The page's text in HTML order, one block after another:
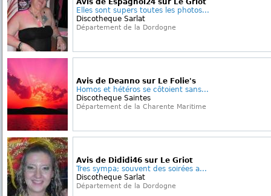
Avis de Espagnol24 sur Le Griot
Elles sont supers toutes les photos...
Discotheque Sarlat
Département de la Dordogne
Avis de Deanno sur Le Folie's
Homos et hétéros se côtoient sans...
Discotheque Saintes
Département de la Charente Maritime
Avis de Dididi46 sur Le Griot
Tres sympa; souvent des soirées a...
Discotheque Sarlat
Département de la Dordogne